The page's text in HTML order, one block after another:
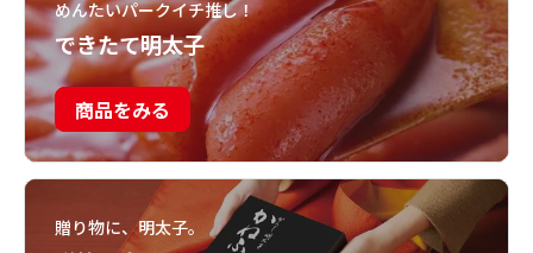
めんたいパークイチ推し！
できたて明太子
商品をみる
贈り物に、明太子。